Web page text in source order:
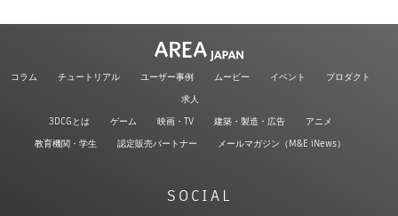
コラム チュートリアル ユーザー事例 ムービー イベント
プロダクト
求人
3DCGとは
ゲーム 映画・TV 建築・製造・広告
アニメ
教育機関・学生
認定販売パートナー メールマガジン（M&E iNews）
SOCIAL